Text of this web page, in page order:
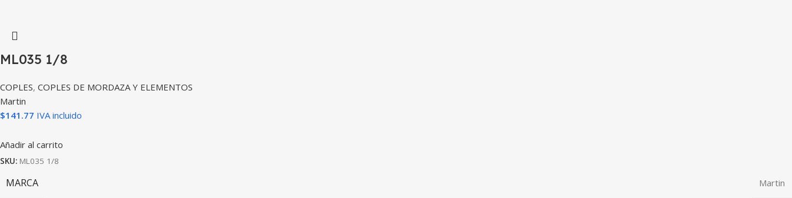
ML035 1/8
COPLES, COPLES DE MORDAZA Y ELEMENTOS
Martin
$141.77 IVA incluido
Añadir al carrito
SKU: ML035 1/8
MARCA Martin